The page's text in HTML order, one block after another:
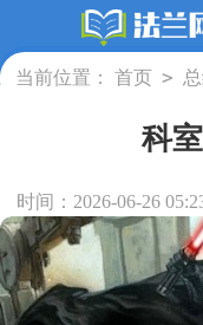
当前位置： 首页 >
科
时间：2026-06-26